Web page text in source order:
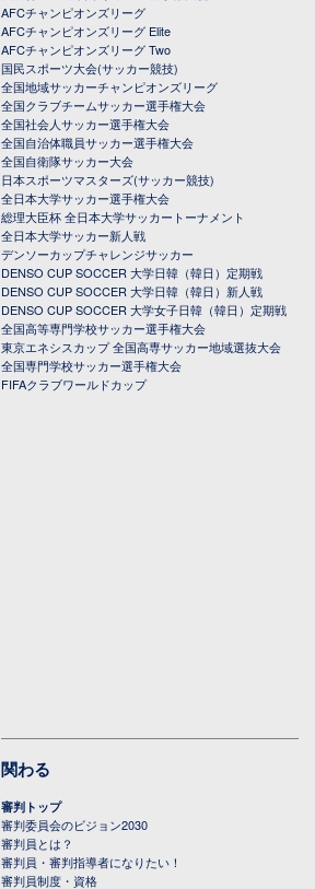
AFCチャンピオンズリーグ
AFCチャンピオンズリーグ Elite
AFCチャンピオンズリーグ Two
国民スポーツ大会(サッカー競技)
全国地域サッカーチャンピオンズリーグ
全国クラブチームサッカー選手権大会
全国社会人サッカー選手権大会
全国自治体職員サッカー選手権大会
全国自衛隊サッカー大会
日本スポーツマスターズ(サッカー競技)
全日本大学サッカー選手権大会
総理大臣杯 全日本大学サッカートーナメント
全日本大学サッカー新人戦
デンソーカップチャレンジサッカー
DENSO CUP SOCCER 大学日韓（韓日）定期戦
DENSO CUP SOCCER 大学日韓（韓日）新人戦
DENSO CUP SOCCER 大学女子日韓（韓日）定期戦
全国高等専門学校サッカー選手権大会
東京エネシスカップ 全国高専サッカー地域選抜大会
全国専門学校サッカー選手権大会
FIFAクラブワールドカップ
関わる
審判トップ
審判委員会のビジョン2030
審判員とは？
審判員・審判指導者になりたい！
審判員制度・資格